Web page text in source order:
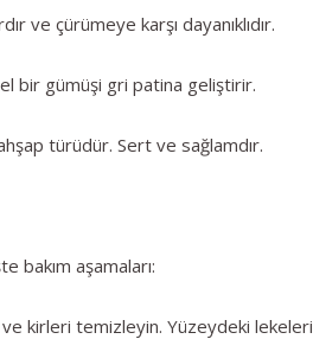
ve çürümeye karşı dayanıklıdır.
bir gümüşi gri patina geliştirir.
türüdür. Sert ve sağlamdır.
bakım aşamaları:
ve kirleri temizleyin. Yüzeydeki